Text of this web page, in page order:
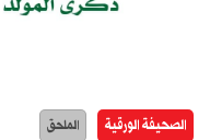
الصحيفة الورقية الملحق